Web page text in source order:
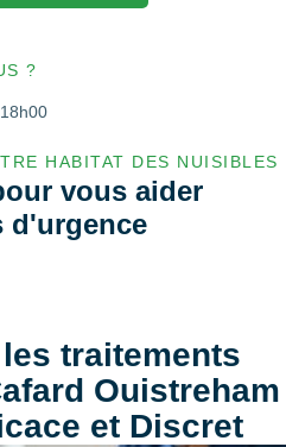
?
HABITAT DES NUISIBLES
vous aider
d'urgence
traitements
Ouistreham
et Discret